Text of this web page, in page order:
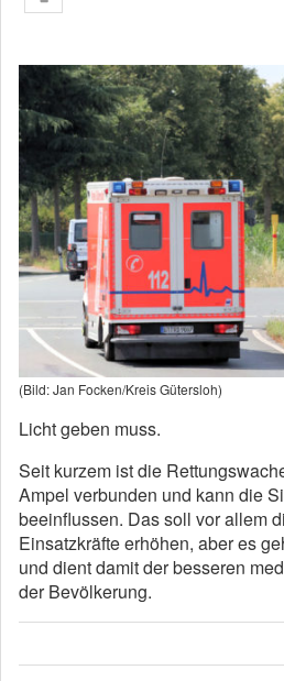
(Bild: Jan Focken/Kreis Gütersloh)
Licht geben muss.
Seit kurzem ist die
Ampel verbunden und kann die
beeinflussen. Das soll vor allem
Einsatzkräfte erhöhen, aber es
und dient damit der besseren
der Bevölkerung.